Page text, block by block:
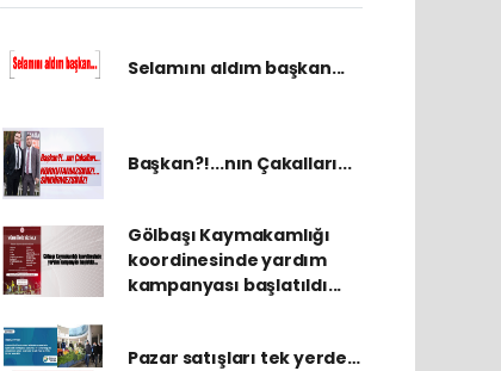
Selamını aldım başkan...
Başkan?!...nın Çakalları...
Gölbaşı Kaymakamlığı
koordinesinde yardım
kampanyası başlatıldı...
Pazar satışları tek yerde…